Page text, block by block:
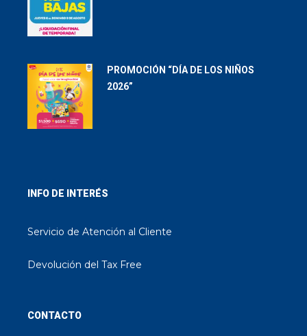
PROMOCIÓN “DÍA DE LOS NIÑOS
2026”
INFO DE INTERÉS
Servicio de Atención al Cliente
Devolución del Tax Free
CONTACTO